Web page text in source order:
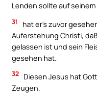
Lenden sollte auf
31
hat er’s zuvor
Auferstehung Christi,
gelassen ist und sein
gesehen hat.
32
Diesen Jesus hat
Zeugen.